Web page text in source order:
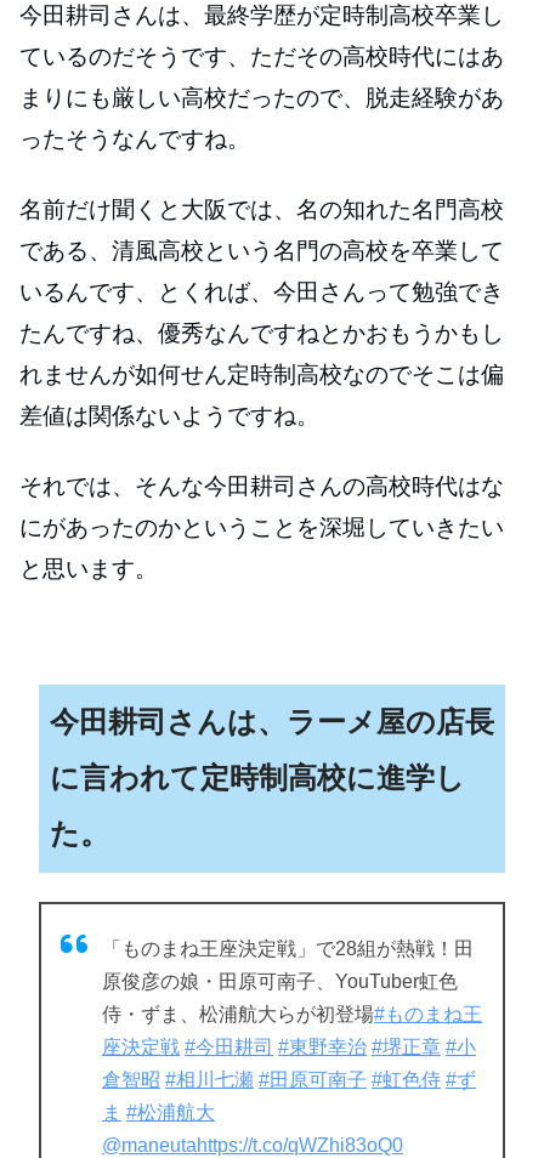
今田耕司さんは、最終学歴が定時制高校卒業し
ているのだそうです、ただその高校時代にはあ
まりにも厳しい高校だったので、脱走経験があ
ったそうなんですね。
名前だけ聞くと大阪では、名の知れた名門高校
である、清風高校という名門の高校を卒業して
いるんです、とくれば、今田 さんって勉強でき
たんですね、優秀なんですねとかおもうかもし
れませんが如何せん定時制高校なのでそこは偏
差値は関係ないようですね。
それでは、そんな今田耕司さんの高校時代はな
にがあったのかということを深堀していきたい
と思います。
今田耕司さんは、ラーメ屋の店長
に言われて定時制高校に進学し
た。
「ものまね王座決定戦」で28組が熱戦！田
原俊彦の娘・田原可南子、YouTuber虹色
侍・ずま、松浦航大らが初登場#ものまね王
座決定戦 #今田耕司 #東野幸治 #堺正章 #小
倉智昭 #相川七瀬 #田原可南子 #虹色侍 #ず
ま #松浦航大
@maneutahttps://t.co/qWZhi83oQ0